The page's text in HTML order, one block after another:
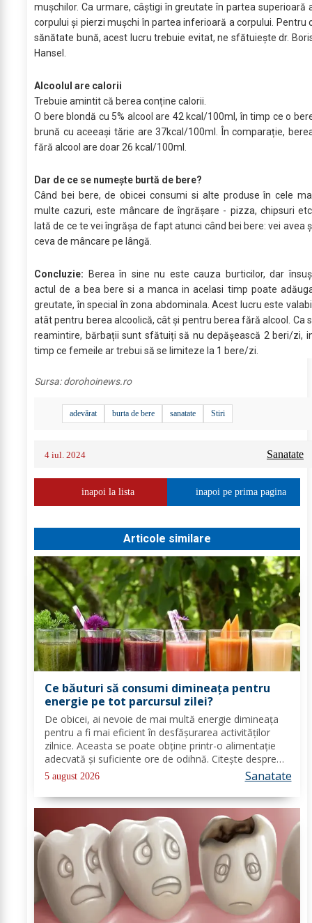
mușchilor. Ca urmare, câștigi în greutate în partea superioară
corpului și pierzi mușchi în partea inferioară a corpului. Pentru
sănătate bună, acest lucru trebuie evitat, ne sfătuiește dr.
Hansel.
Alcoolul are calorii
Trebuie amintit că berea conține calorii.
O bere blondă cu 5% alcool are 42 kcal/100ml, în timp ce o
brună cu aceeași tărie are 37kcal/100ml. În comparație,
fără alcool are doar 26 kcal/100ml.
Dar de ce se numește burtă de bere?
Când bei bere, de obicei consumi si alte produse în cele
multe cazuri, este mâncare de îngrășare - pizza, chipsuri
Iată de ce te vei îngrășa de fapt atunci când bei bere: vei avea
ceva de mâncare pe lângă.
Concluzie: Berea în sine nu este cauza burticilor, dar
actul de a bea bere si a manca in acelasi timp poate
greutate, în special în zona abdominala. Acest lucru este
atât pentru berea alcoolică, cât și pentru berea fără alcool. Ca
reamintire, bărbații sunt sfătuiți să nu depășească 2 beri/zi,
timp ce femeile ar trebui să se limiteze la 1 bere/zi.
Sursa:dorohoinews.ro
adevărat burta de bere sanatate Stiri
4 iul. 2024 Sanatate
inapoi la lista inapoi pe prima pagina
Articole similare
Ce băuturi să consumi dimineața pentru
energie pe tot parcursul zilei?
De obicei, ai nevoie de mai multă energie dimineața
pentru a fi mai eficient în desfășurarea activităților
zilnice. Aceasta se poate obține printr-o alimentație
adecvată și suficiente ore de odihnă. Citește despre
băuturile care pot oferi energie dimineața. În general,
oamenii aleg să bea cafea...
5 august 2026 Sanatate